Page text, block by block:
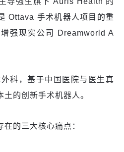
Ottava 手术机器人项目的重
强现实公司 Dreamworld A
科，基于中国医院与医生真
的创新手术机器人。
的三大核心痛点：